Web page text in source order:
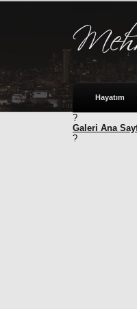
Hayatım
?
Galeri Ana
?